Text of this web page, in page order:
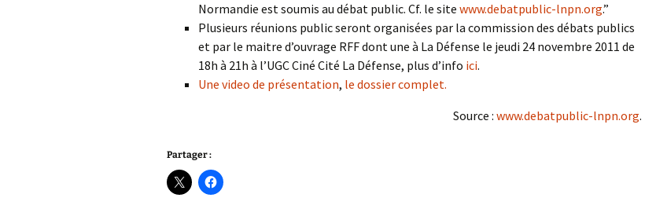
Normandie est soumis au débat public. Cf. le site www.debatpublic-lnpn.org.”
Plusieurs réunions public seront organisées par la commission des débats publics
et par le maitre d’ouvrage RFF dont une à La Défense le jeudi 24 novembre 2011 de
18h à 21h à l’UGC Ciné Cité La Défense, plus d’info ici.
Une video de présentation, le dossier complet.
Source : www.debatpublic-lnpn.org.
Partager :